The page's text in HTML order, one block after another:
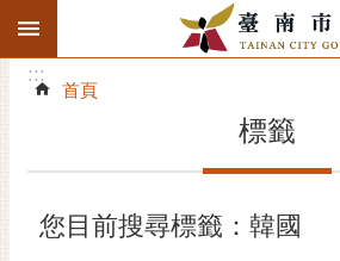
跳到主要內容區塊
搜
階
精彩府城
:::
:::
首頁
標籤
您目前搜尋標籤：韓國